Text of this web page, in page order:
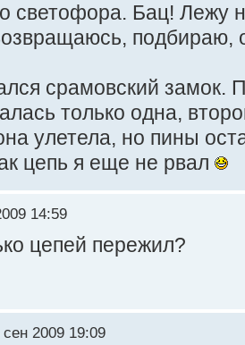
светофора. Бац! Лежу
подбираю,
срамовский замок.
только одна,
улетела, но пины
цепь я еще не рвал
14:59
цепей пережил?
2009 19:09